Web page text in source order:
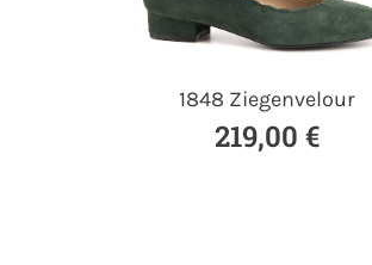
1848 Ziegenvelour
219,00 €